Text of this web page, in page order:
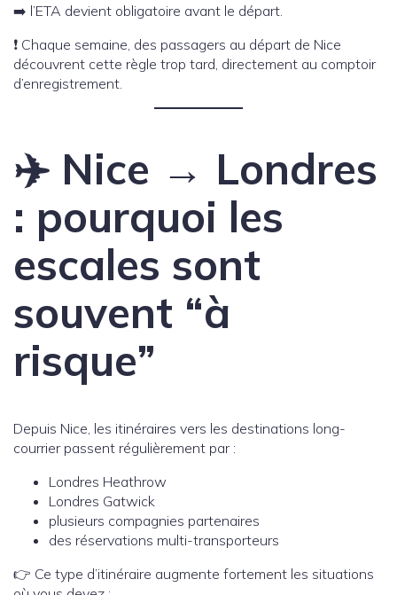
➡️ l’ETA devient obligatoire avant le départ.
❗ Chaque semaine, des passagers au départ de Nice
découvrent cette règle trop tard, directement au comptoir
d’enregistrement.
✈️ Nice → Londres
: pourquoi les
escales sont
souvent “à
risque”
Depuis Nice, les itinéraires vers les destinations long-
courrier passent régulièrement par :
Londres Heathrow
Londres Gatwick
plusieurs compagnies partenaires
des réservations multi-transporteurs
👉 Ce type d’itinéraire augmente fortement les situations